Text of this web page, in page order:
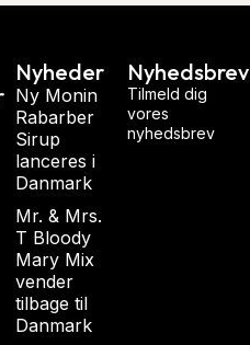
Nyheder
Ny Monin
Rabarber
Sirup
lanceres i
Danmark
Mr. & Mrs.
T Bloody
Mary Mix
vender
tilbage til
Danmark
Nyhedsbrev
Tilmeld dig
vores
nyhedsbrev